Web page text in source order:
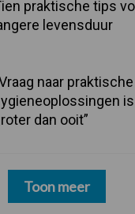
praktische tips
levensduur
naar praktische
dan ooit”
Toon meer